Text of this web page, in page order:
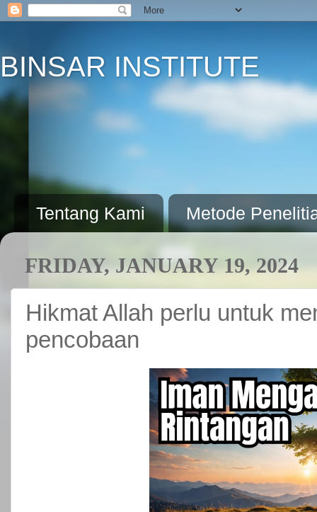
BINSAR INSTITUTE
Tentang Kami Metode
FRIDAY, JANUARY 19, 2024
Hikmat Allah perlu untuk
pencobaan